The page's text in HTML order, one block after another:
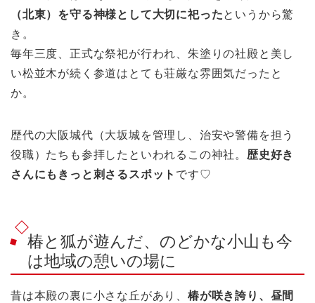
（北東）を守る神様として大切に祀ったというから驚
き。
毎年三度、正式な祭祀が行われ、朱塗りの社殿と美し
い松並木が続く参道はとても荘厳な雰囲気だったと
か。
歴代の大阪城代（大坂城を管理し、治安や警備を担う
役職）たちも参拝したといわれるこの神社。 歴史好き
さんにもきっと刺さるスポット です♡
椿と狐が遊んだ、のどかな小山も今
は地域の憩いの場に
昔は本殿の裏に小さな丘があり、 椿が咲き誇り、昼間